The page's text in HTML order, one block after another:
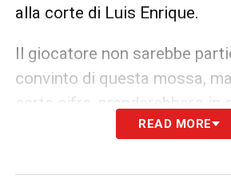
alla corte di Luis Enrique.
Il giocatore non sarebbe
convinto di questa mossa,
certe cifre, prenderebbero in
una sua partenza.
LA PLAYLIST DELLE
READ MORE